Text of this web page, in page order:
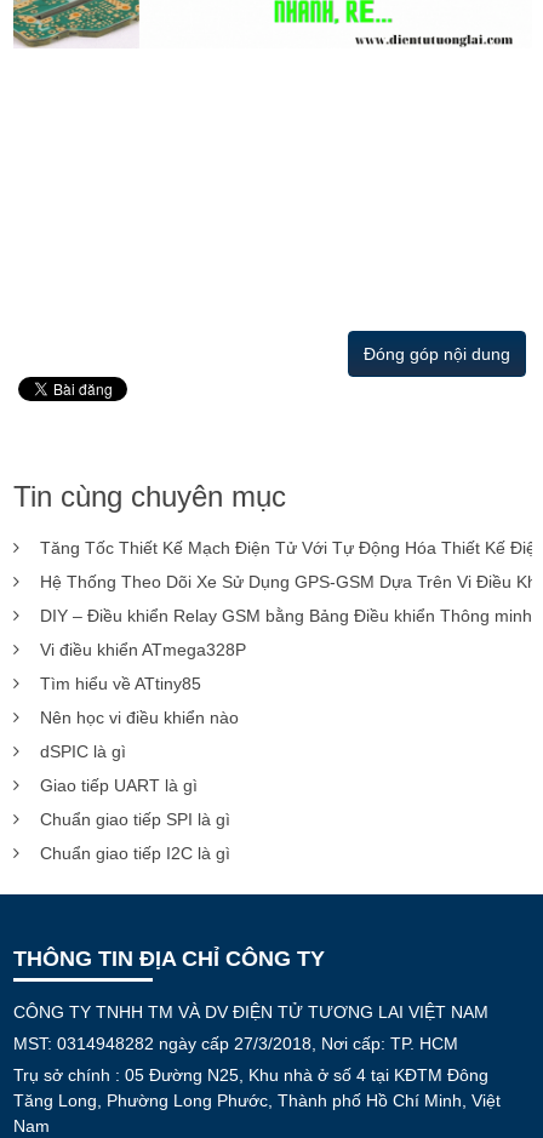
Đóng góp nội dung
Tin cùng chuyên mục
Tăng Tốc Thiết Kế Mạch Điện Tử Với Tự Động Hóa Thiết Kế
Hệ Thống Theo Dõi Xe Sử Dụng GPS-GSM Dựa Trên Vi Điều
DIY – Điều khiển Relay GSM bằng Bảng Điều khiển Thông minh
Vi điều khiển ATmega328P
Tìm hiểu về ATtiny85
Nên học vi điều khiển nào
dSPIC là gì
Giao tiếp UART là gì
Chuẩn giao tiếp SPI là gì
Chuẩn giao tiếp I2C là gì
THÔNG TIN ĐỊA CHỈ CÔNG TY
CÔNG TY TNHH TM VÀ DV ĐIỆN TỬ TƯƠNG LAI VIỆT NAM
MST: 0314948282 ngày cấp 27/3/2018, Nơi cấp: TP. HCM
Trụ sở chính : 05 Đường N25, Khu nhà ở số 4 tại KĐTM Đông
Tăng Long, Phường Long Phước, Thành phố Hồ Chí Minh, Việt
Nam